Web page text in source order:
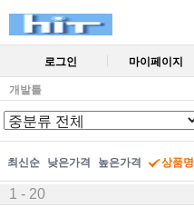
로그인 마이페이지
개발툴
최신순 낮은가격 높은가격 상품명
1 - 20